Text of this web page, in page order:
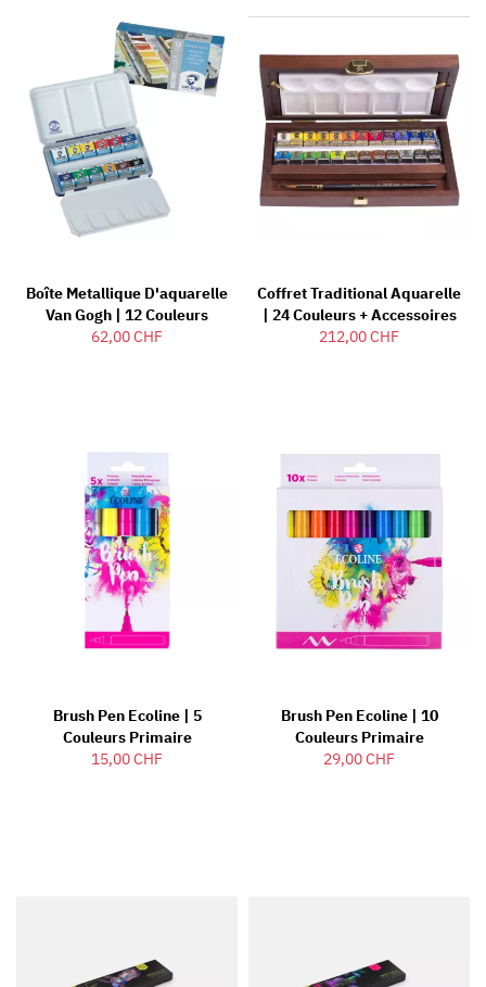
Boîte Metallique D'aquarelle
Van Gogh | 12 Couleurs
62,00 CHF
Coffret Traditional Aquarelle
| 24 Couleurs + Accessoires
212,00 CHF
Brush Pen Ecoline | 5
Couleurs Primaire
15,00 CHF
Brush Pen Ecoline | 10
Couleurs Primaire
29,00 CHF